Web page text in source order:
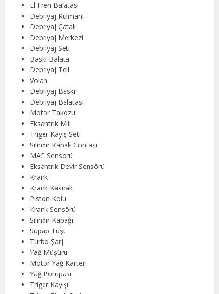
El Fren Balatası
Debriyaj Rulmanı
Debriyaj Çatalı
Debriyaj Merkezi
Debriyaj Seti
Baskı Balata
Debriyaj Teli
Volan
Debriyaj Baskı
Debriyaj Balatası
Motor Takozu
Eksantrik Mili
Triger Kayış Seti
Silindir Kapak Contası
MAP Sensörü
Eksantrik Devir Sensörü
Krank
Krank Kasnak
Piston Kolu
Krank Sensörü
Silindir Kapağı
Supap Tuşu
Turbo Şarj
Yağ Müşürü
Motor Yağ Karteri
Yağ Pompası
Triger Kayışı